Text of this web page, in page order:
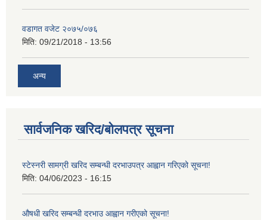
वडागत वजेट २०७५/०७६
मिति: 09/21/2018 - 13:56
अन्य
सार्वजनिक खरिद/बोलपत्र सूचना
स्टेस्नरी सामग्री खरिद सम्बन्धी दरभाउपत्र आह्वान गरिएको सूचना!
मिति: 04/06/2023 - 16:15
औषधी खरिद सम्बन्धी दरभाउ आह्वान गरीएको सूचना!